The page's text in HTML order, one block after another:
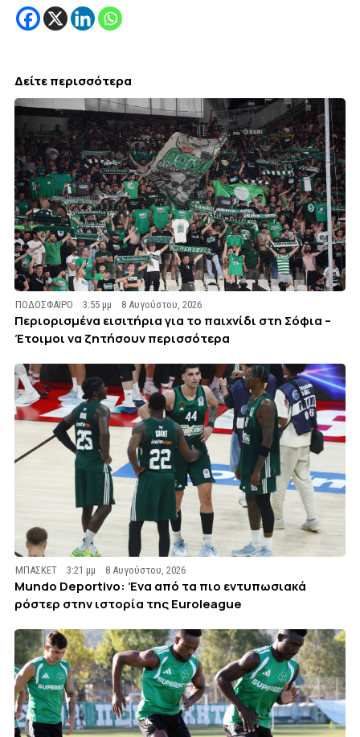
Δείτε περισσότερα
ΠΟΔΟΣΦΑΙΡΟ 3:55 μμ 8 Αυγούστου, 2026
Περιορισμένα εισιτήρια για το παιχνίδι στη Σόφια –
Έτοιμοι να ζητήσουν περισσότερα
ΜΠΑΣΚΕΤ 3:21 μμ 8 Αυγούστου, 2026
Mundo Deportivo: Ένα από τα πιο εντυπωσιακά
ρόστερ στην ιστορία της Euroleague